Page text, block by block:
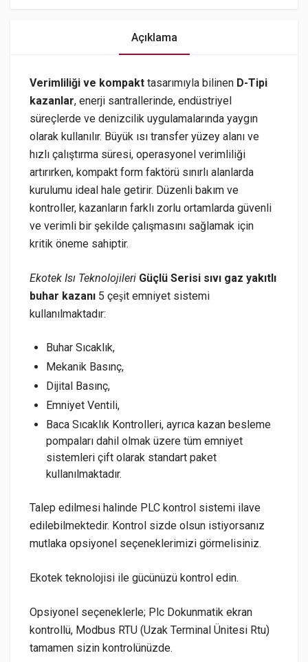
Açıklama
Verimliliği ve kompakt tasarımıyla bilinen D-Tipi
kazanlar, enerji santrallerinde, endüstriyel
süreçlerde ve denizcilik uygulamalarında yaygın
olarak kullanılır. Büyük ısı transfer yüzey alanı ve
hızlı çalıştırma süresi, operasyonel verimliliği
artırırken, kompakt form faktörü sınırlı alanlarda
kurulumu ideal hale getirir. Düzenli bakım ve
kontroller, kazanların farklı zorlu ortamlarda güvenli
ve verimli bir şekilde çalışmasını sağlamak için
kritik öneme sahiptir.
Ekotek Isı Teknolojileri Güçlü Serisi sıvı gaz yakıtlı
buhar kazanı 5 çeşit emniyet sistemi
kullanılmaktadır:
Buhar Sıcaklık,
Mekanik Basınç,
Dijital Basınç,
Emniyet Ventili,
Baca Sıcaklık Kontrolleri, ayrıca kazan besleme
pompaları dahil olmak üzere tüm emniyet
sistemleri çift olarak standart paket
kullanılmaktadır.
Talep edilmesi halinde PLC kontrol sistemi ilave
edilebilmektedir. Kontrol sizde olsun istiyorsanız
mutlaka opsiyonel seçeneklerimizi görmelisiniz.
Ekotek teknolojisi ile gücünüzü kontrol edin.
Opsiyonel seçeneklerle; Plc Dokunmatik ekran
kontrollü, Modbus RTU (Uzak Terminal Ünitesi Rtu)
tamamen sizin kontrolünüzde.